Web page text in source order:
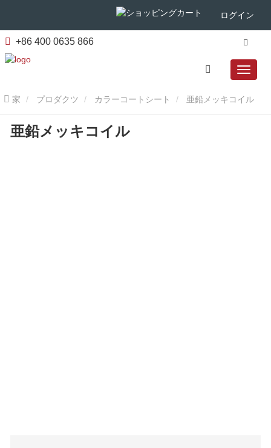
ログイン
+86 400 0635 866
家 プロダクツ カラーコートシート 亜鉛メッキコイル
亜鉛メッキコイル